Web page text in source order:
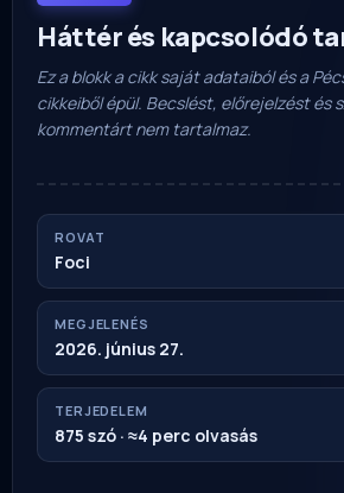
Háttér és kapcsolódó
Ez a blokk a cikk saját adataiból és a
cikkeiből épül. Becslést, előrejelzést és
kommentárt nem tartalmaz.
ROVAT
Foci
MEGJELENÉS
2026. június 27.
TERJEDELEM
875 szó · ≈4 perc olvasás